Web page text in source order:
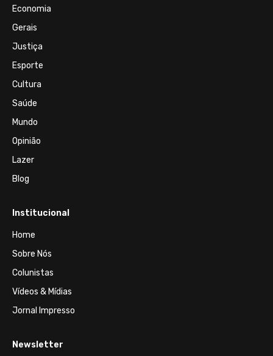
Economia
Gerais
Justiça
Esporte
Cultura
Saúde
Mundo
Opinião
Lazer
Blog
Institucional
Home
Sobre Nós
Colunistas
Vídeos & Mídias
Jornal Impresso
Newsletter